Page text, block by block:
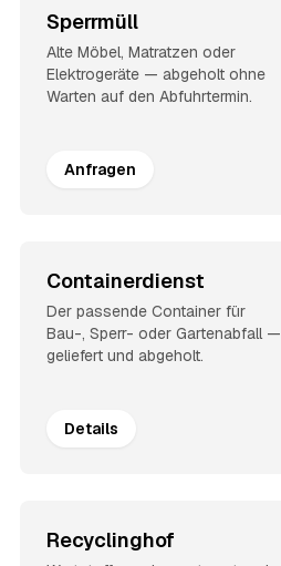
Sperrmüll
Alte Möbel, Matratzen oder
Elektrogeräte — abgeholt ohne
Warten auf den Abfuhrtermin.
Anfragen
Containerdienst
Der passende Container für
Bau-, Sperr- oder Gartenabfall —
geliefert und abgeholt.
Details
Recyclinghof